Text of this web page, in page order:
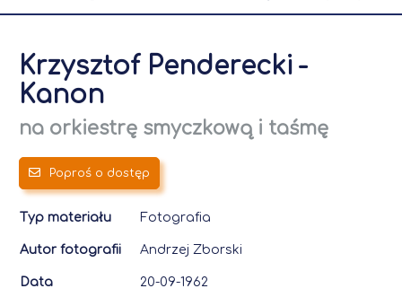
Krzysztof Penderecki -
Kanon
na orkiestrę smyczkową i taśmę
Poproś o dostęp
Typ materiału Fotografia
Autor fotografii Andrzej Zborski
Data 20-09-1962